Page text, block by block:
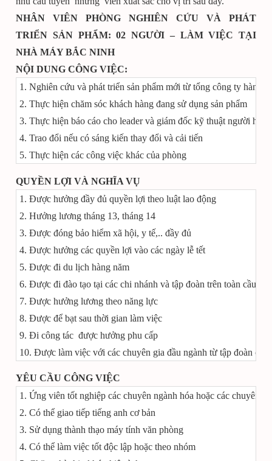
NHÂN VIÊN PHÒNG NGHIÊN CỨU VÀ PHÁT
TRIỂN SẢN PHẨM: 02 NGƯỜI – LÀM VIỆC TẠI
NHÀ MÁY BẮC NINH
NỘI DUNG CÔNG VIỆC:
1. Nghiên cứu và phát triển sản phẩm mới từ tổng công ty hàn
2. Thực hiện chăm sóc khách hàng đang sử dụng sản phẩm
3. Thực hiện báo cáo cho leader và giám đốc kỹ thuật người hàn
4. Trao đổi nếu có sáng kiến thay đổi và cải tiến
5. Thực hiện các công việc khác của phòng
QUYỀN LỢI VÀ NGHĨA VỤ
1. Được hưởng đầy đủ quyền lợi theo luật lao động
2. Hưởng lương tháng 13, tháng 14
3. Được đóng bảo hiểm xã hội, y tế,.. đầy đủ
4. Được hưởng các quyền lợi vào các ngày lễ tết
5. Được đi du lịch hàng năm
6. Được đi đào tạo tại các chi nhánh và tập đoàn trên toàn cầu
7. Được hưởng lương theo năng lực
8. Được để bạt sau thời gian làm việc
9. Đi công tác được hưởng phu cấp
10. Được làm việc với các chuyên gia đầu ngành từ tập đoàn
YÊU CẦU CÔNG VIỆC
1. Ứng viên tốt nghiệp các chuyên ngành hóa hoặc các chuyên
2. Có thể giao tiếp tiếng anh cơ bản
3. Sử dụng thành thạo máy tính văn phòng
4. Có thể làm việc tốt độc lập hoặc theo nhóm